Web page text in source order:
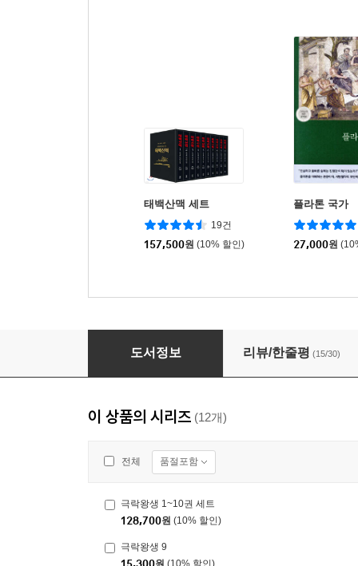
태백산맥 세트
19건
157,500원 (10% 할인)
플라톤 국가
27,000원
극락왕생 6
도서정보 리뷰/한줄평 (15/30)
이 상품의 시리즈 (12개)
전체 품절포함
극락왕생 1~10권 세트
128,700원 (10% 할인)
극락왕생 9